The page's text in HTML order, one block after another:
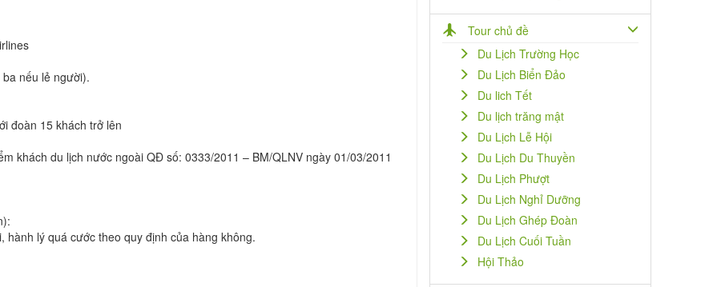
nếu lẻ người).
đoàn 15 khách trở lên
khách du lịch nước ngoài QĐ số: 0333/2011 – BM/QLNV ngày 01/03/2011
lý quá cước theo quy định của hàng không.
Tour chủ đề
Du Lịch Trường Học
Du Lịch Biển Đảo
Du lich Tết
Du lịch trăng mật
Du Lịch Lễ Hội
Du Lịch Du Thuyền
Du Lịch Phượt
Du Lịch Nghỉ Dưỡng
Du Lịch Ghép Đoàn
Du Lịch Cuối Tuần
Hội Thảo